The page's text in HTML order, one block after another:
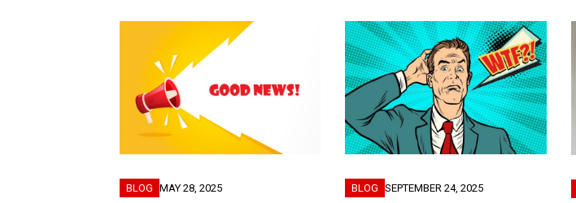
BLOG MAY 28, 2025 BLOG SEPTEMBER 24, 2025